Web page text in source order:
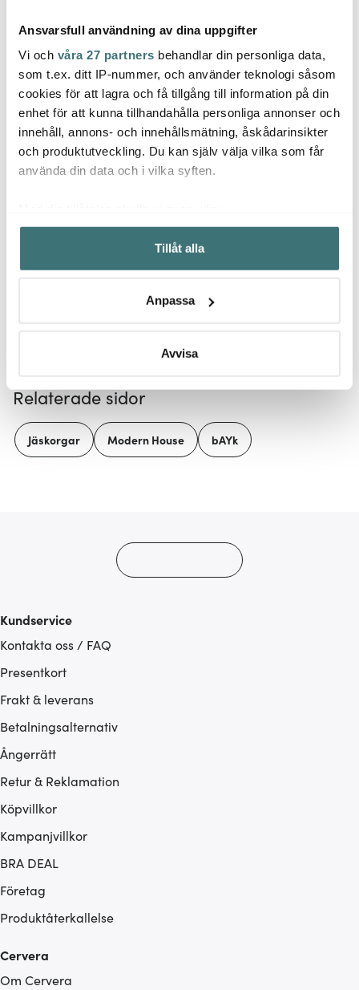
Ansvarsfull användning av dina uppgifter
Vi och våra 27 partners behandlar din personliga data,
som t.ex. ditt IP-nummer, och använder teknologi såsom
cookies för att lagra och få tillgång till information på din
enhet för att kunna tillhandahålla personliga annonser och
innehåll, annons- och innehållsmätning, åskådarinsikter
och produktutveckling. Du kan själv välja vilka som får
använda din data och i vilka syften.
Samla in information om din geografiska plats som
kan ha en noggrannhet på upp till flera meter
Identifiera din enhet genom att aktivt skanna den för
Ta reda på mer om hur dina personliga uppgifter
Du kan ändra eller dra tillbaka ditt samtycke när som
Vi använder cookies för att innehållet och annonserna
ska anpassas efter det som vi tror att du tycker om. Det
gör också att vi kan analysera vår trafik och göra
Tillåt alla
Anpassa
Avvisa
Mingle
Digital grill- och
ugnstermometer
499 kr
Dorre
Cookie Degskärare 15
cm Stål
79 kr
Låt dig inspireras av våra kunder
Relaterade sidor
Jäskorgar Modern House bAYk
Kundservice
Kontakta oss / FAQ
Presentkort
Frakt & leverans
Betalningsalternativ
Ångerrätt
Retur & Reklamation
Köpvillkor
Kampanjvillkor
BRA DEAL
Företag
Produktåterkallelse
Cervera
Om Cervera